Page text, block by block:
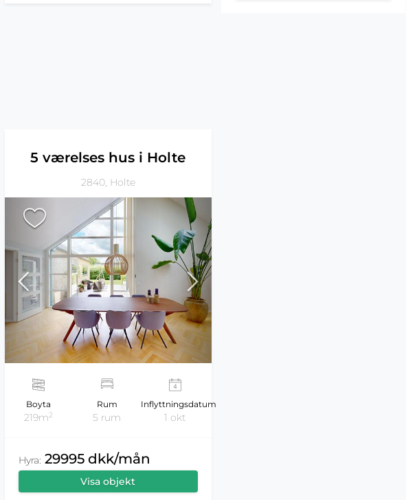
5 værelses hus i Holte
2840, Holte
Boyta
219m2
Rum
5 rum
Inflyttningsdatum
1 okt
Hyra: 29995 dkk/mån
Visa objekt